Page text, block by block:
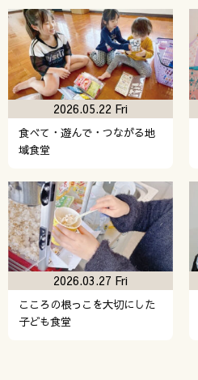
食べて・遊んで・つながる地
域食堂
2026.05.22 Fri
こころの根っこを大切にした
子ども食堂
2026.03.27 Fri